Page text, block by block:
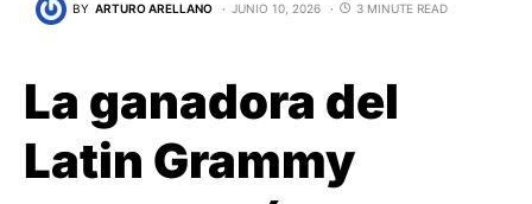
BY ARTURO ARELLANO JUNIO 10, 2026 3 MINUTE READ
La ganadora del
Latin Grammy